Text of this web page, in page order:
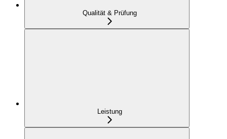
Qualität & Prüfung
Leistung